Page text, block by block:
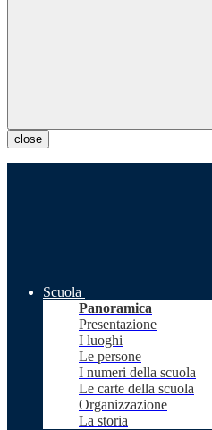
close
Scuola
Panoramica
Presentazione
I luoghi
Le persone
I numeri della scuola
Le carte della scuola
Organizzazione
La storia